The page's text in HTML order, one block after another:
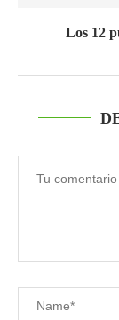
Los 12